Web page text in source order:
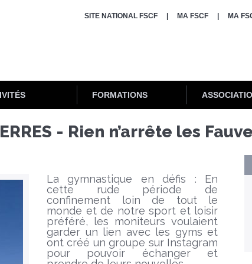
SITE NATIONAL FSCF MA FSCF MA
FORMATIONS
- Rien n’arrête les
La gymnastique en défis : En
cette rude période de
confinement loin de tout le
monde et de notre sport et loisir
préféré, les moniteurs voulaient
garder un lien avec les gyms et
ont créé un groupe sur Instagram
pour pouvoir échanger et